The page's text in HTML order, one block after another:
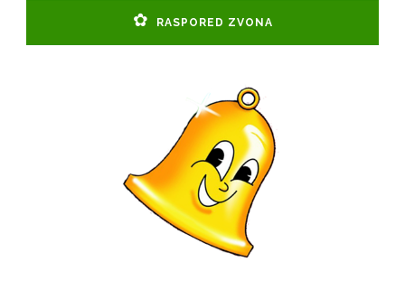
RASPORED ZVONA